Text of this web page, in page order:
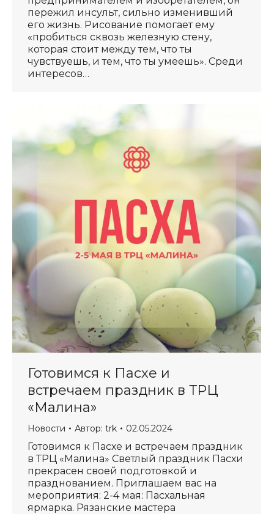
пережил инсульт, сильно изменивший
его жизнь. Рисование помогает ему
«пробиться сквозь железную стену,
которая стоит между тем, что ты
чувствуешь, и тем, что ты умеешь». Среди
интересов…
Готовимся к Пасхе и
встречаем праздник в ТРЦ
«Малина»
Новости Автор: trk 02.05.2024
Готовимся к Пасхе и встречаем праздник
в ТРЦ «Малина» Светлый праздник Пасхи
прекрасен своей подготовкой и
празднованием. Приглашаем вас на
мероприятия: 2-4 мая: Пасхальная
ярмарка. Рязанские мастера